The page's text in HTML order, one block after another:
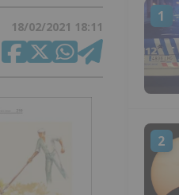
18/02/2021 18:11
1
2